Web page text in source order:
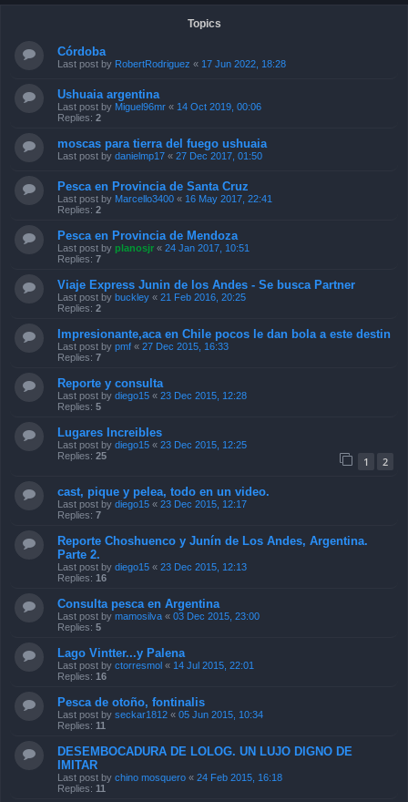
Topics
Córdoba
Last post by RobertRodriguez « 17 Jun 2022, 18:28
Ushuaia argentina
Last post by Miguel96mr « 14 Oct 2019, 00:06
Replies: 2
moscas para tierra del fuego ushuaia
Last post by danielmp17 « 27 Dec 2017, 01:50
Pesca en Provincia de Santa Cruz
Last post by Marcello3400 « 16 May 2017, 22:41
Replies: 2
Pesca en Provincia de Mendoza
Last post by planosjr « 24 Jan 2017, 10:51
Replies: 7
Viaje Express Junin de los Andes - Se busca Partner
Last post by buckley « 21 Feb 2016, 20:25
Replies: 2
Impresionante,aca en Chile pocos le dan bola a este destin
Last post by pmf « 27 Dec 2015, 16:33
Replies: 7
Reporte y consulta
Last post by diego15 « 23 Dec 2015, 12:28
Replies: 5
Lugares Increibles
Last post by diego15 « 23 Dec 2015, 12:25
Replies: 25 1 2
cast, pique y pelea, todo en un video.
Last post by diego15 « 23 Dec 2015, 12:17
Replies: 7
Reporte Choshuenco y Junín de Los Andes, Argentina.
Parte 2.
Last post by diego15 « 23 Dec 2015, 12:13
Replies: 16
Consulta pesca en Argentina
Last post by mamosilva « 03 Dec 2015, 23:00
Replies: 5
Lago Vintter...y Palena
Last post by ctorresmol « 14 Jul 2015, 22:01
Replies: 16
Pesca de otoño, fontinalis
Last post by seckar1812 « 05 Jun 2015, 10:34
Replies: 11
DESEMBOCADURA DE LOLOG. UN LUJO DIGNO DE
IMITAR
Last post by chino mosquero « 24 Feb 2015, 16:18
Replies: 11